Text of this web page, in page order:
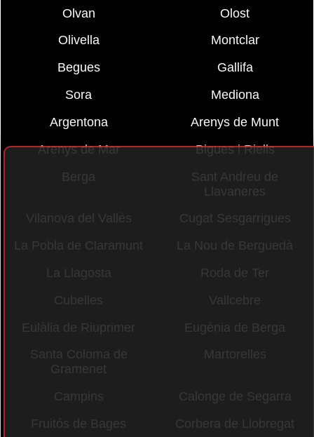
Olvan
Olost
Olivella
Montclar
Begues
Gallifa
Sora
Mediona
Argentona
Arenys de Munt
Arenys de Mar
Bigues i Riells
Berga
Sant Andreu de
Llavaneres
Vilanova del Vallès
Cugat Sesgarrigues
La Pobla de Claramunt
La Nou de Berguedà
La Llagosta
Roda de Ter
Cubelles
Vallcebre
Eulàlia de Riuprimer
Eugènia de Berga
Santa Coloma de
Gramenet
Martorelles
Campins
Calonge de Segarra
Fruitós de Bages
Corbera de Llobregat